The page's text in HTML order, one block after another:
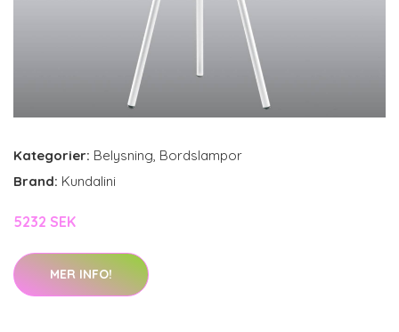
Kategorier: Belysning, Bordslampor
Brand: Kundalini
5232 SEK
MER INFO!